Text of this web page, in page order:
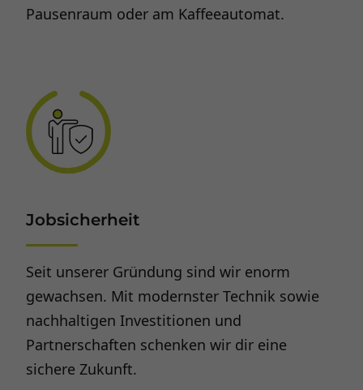
Pausenraum oder am Kaffeeautomat.
Jobsicherheit
Seit unserer Gründung sind wir enorm
gewachsen. Mit modernster Technik sowie
nachhaltigen Investitionen und
Partnerschaften schenken wir dir eine
sichere Zukunft.